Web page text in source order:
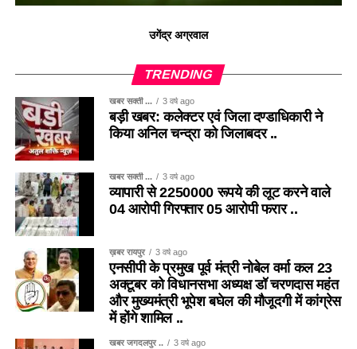
उगेंद्र अग्रवाल
TRENDING
खबर सक्ती ... 3 वर्ष ago
बड़ी खबर: कलेक्टर एवं जिला दण्डाधिकारी ने
किया अनिल चन्द्रा को जिलाबदर ..
खबर सक्ती ... 3 वर्ष ago
व्यापारी से 2250000 रूपये की लूट करने वाले
04 आरोपी गिरफ्तार 05 आरोपी फरार ..
ख़बर रायपुर 3 वर्ष ago
एनसीपी के प्रमुख पूर्व मंत्री नोबेल वर्मा कल 23
अक्टूबर को विधानसभा अध्यक्ष डॉ चरणदास महंत
और मुख्यमंत्री भूपेश बघेल की मौजूदगी में कांग्रेस
में होंगे शामिल ..
खबर जगदलपुर .. 3 वर्ष ago